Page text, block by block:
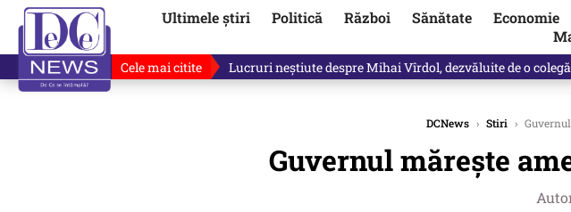
Ultimele știri Politică Război Sănătate Economie
Cele mai citite Lucruri neștiute despre Mihai Vîrdol, dezvăluite de o
DCNews › Stiri ›
Guvernul mărește